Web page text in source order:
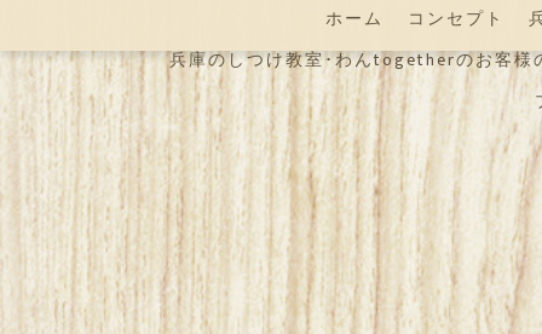
ホーム コンセプト
兵庫のしつけ教室･わんtogetherのお客様